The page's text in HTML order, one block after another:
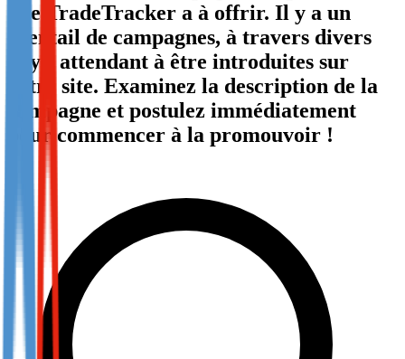
Not already our Publisher?
que TradeTracker a à offrir. Il y a un
éventail de campagnes, à travers divers
pays, attendant à être introduites sur
votre site. Examinez la description de la
campagne et postulez immédiatement
pour commencer à la promouvoir !